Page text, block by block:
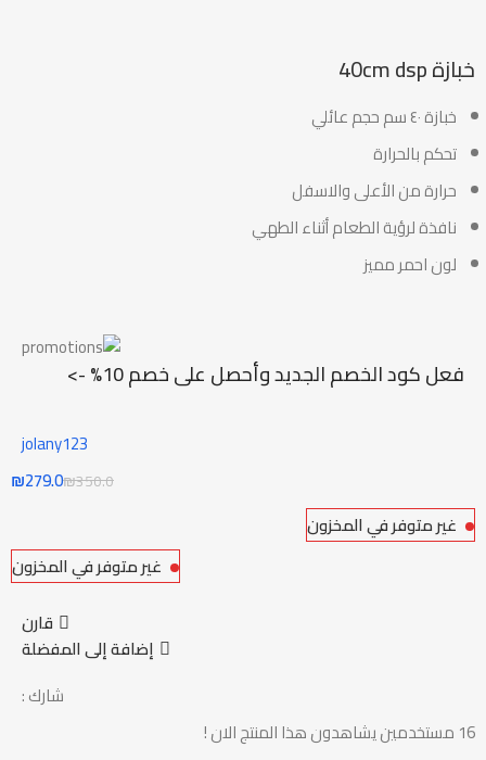
خبازة 40cm dsp
خبازة ٤٠ سم حجم عائلي
تحكم بالحرارة
حرارة من الأعلى والاسفل
نافذة لرؤية الطعام أثناء الطهي
لون احمر مميز
فعل كود الخصم الجديد وأحصل على خصم 10% ->
jolany123
₪350.0
₪279.0
غير متوفر في المخزون
غير متوفر في المخزون
قارن
إضافة إلى المفضلة
شارك :
16 مستخدمين يشاهدون هذا المنتج الان !